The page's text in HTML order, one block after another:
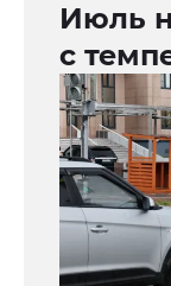
Июль
с